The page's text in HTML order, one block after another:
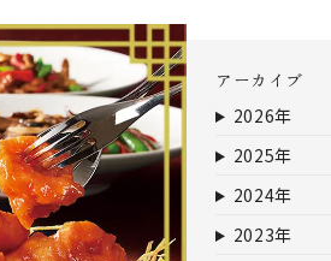
アーカイブ
2026年
2025年
2024年
2023年